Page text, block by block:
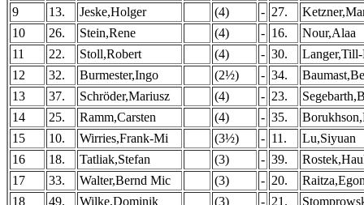
9
13. Jeske,Holger (4) - 27.
10
26. Stein,Rene (4) - 16.
Nour,Alaa
11
22. Stoll,Robert (4) - 30.
Langer,Till-
12
32. Burmester,Ingo (2½) - 34.
13
37. Schröder,Mariusz (4) - 23.
14
25. Ramm,Carsten (4) - 35.
15
10. Wirries,Frank-Mi (3½) - 11.
Lu,Siyuan
16
18. Tatliak,Stefan (3) - 39.
17
33. Walter,Bernd Mic (3) - 20.
18
49. Wilke,Dominik (3) - 21.